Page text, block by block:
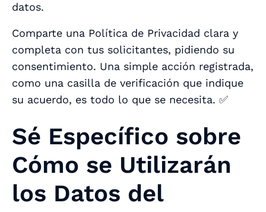
datos.
Comparte una Política de Privacidad clara y
completa con tus solicitantes, pidiendo su
consentimiento. Una simple acción registrada,
como una casilla de verificación que indique
su acuerdo, es todo lo que se necesita. ✅
Sé Específico sobre
Cómo se Utilizarán
los Datos del